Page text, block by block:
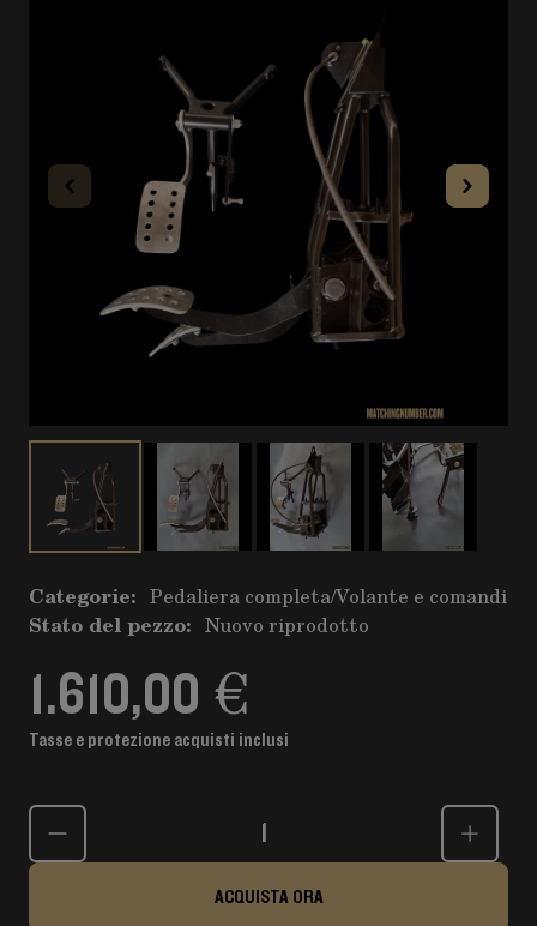
Categorie: Pedaliera completa/Volante e comandi
Stato del pezzo: Nuovo riprodotto
1.610,00 €
Tasse e protezione acquisti inclusi
Quantità
ACQUISTA ORA